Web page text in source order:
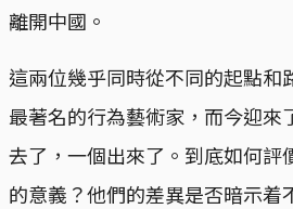
離開中國。
這兩位幾乎同時從不同的起點和
最著名的行為藝術家，而今迎來
去了，一個出來了。到底如何評
的意義？他們的差異是否暗示着